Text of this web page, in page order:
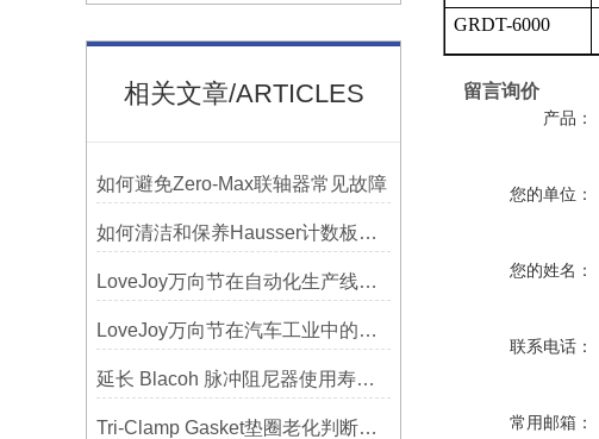
相关文章/ARTICLES
如何避免Zero-Max联轴器常见故障
如何清洁和保养Hausser计数板，避免划伤网格线？
LoveJoy万向节在自动化生产线中的核心作用
LoveJoy万向节在汽车工业中的重要性
延长 Blacoh 脉冲阻尼器使用寿命的维护技巧大公开
Tri-Clamp Gasket垫圈老化判断，定期更换维护要点
GRDT-6000
留言询价
产品：
您的单位：
您的姓名：
联系电话：
常用邮箱：